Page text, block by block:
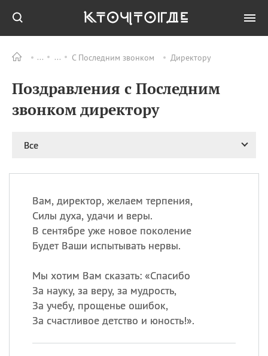
С Последним звонком Директору
Поздравления с Последним
звонком директору
Все
Вам, директор, желаем терпения,
Силы духа, удачи и веры.
В сентябре уже новое поколение
Будет Ваши испытывать нервы.
Мы хотим Вам сказать: «Спасибо
За науку, за веру, за мудрость,
За учебу, прощенье ошибок,
За счастливое детство и юность!».
ПРАЗДНИКИ
09.08 День памяти жертв
атомной
бомбардировки
день
рисового пудинга
09.08
(Smokey Bear Day)
ИМЕНА
Сегодня празднуют именины
Сергей, Теодор,